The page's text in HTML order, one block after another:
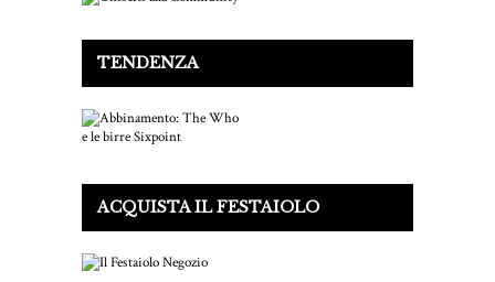
TENDENZA
ACQUISTA IL FESTAIOLO